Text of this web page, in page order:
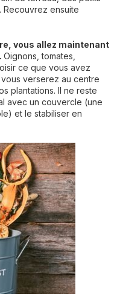
ensuite
vous allez maintenant
Oignons, tomates,
ce que vous avez
verserez au centre
plantations. Il ne reste
avec un couvercle (une
et le stabiliser en